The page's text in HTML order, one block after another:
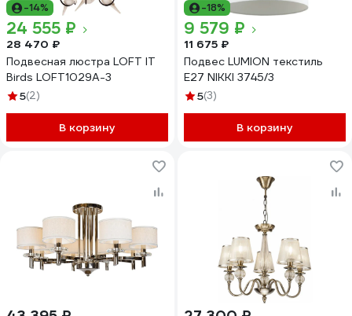
-14%
24 555 ₽
28 470 ₽
Подвесная люстра LOFT IT
Birds LOFT1029A-3
5(2)
В корзину
-18%
9 579 ₽
11 675 ₽
Подвес LUMION текстиль
E27 NIKKI 3745/3
5(3)
В корзину